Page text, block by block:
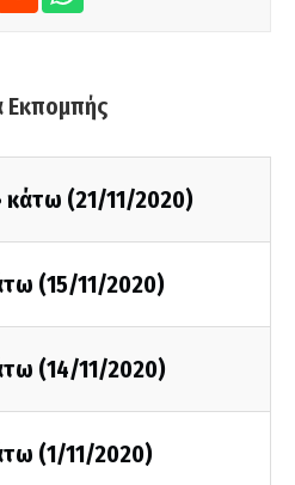
Εκπομπής
κάτω (21/11/2020)
(15/11/2020)
(14/11/2020)
(1/11/2020)